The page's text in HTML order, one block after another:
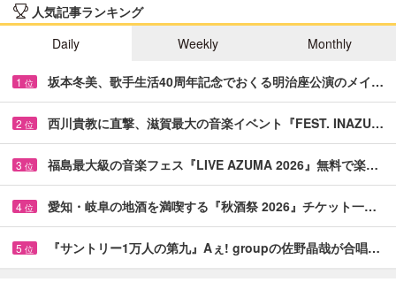
人気記事ランキング
Daily
Weekly Monthly
1 位 坂本冬美、歌手生活40周年記念でおくる明治座公演のメイ…
2 位 西川貴教に直撃、滋賀最大の音楽イベント『FEST. INAZU…
3 位 福島最大級の音楽フェス『LIVE AZUMA 2026』無料で楽…
4 位 愛知・岐阜の地酒を満喫する『秋酒祭 2026』チケット一…
5 位 『サントリー1万人の第九』Aぇ! groupの佐野晶哉が合唱…